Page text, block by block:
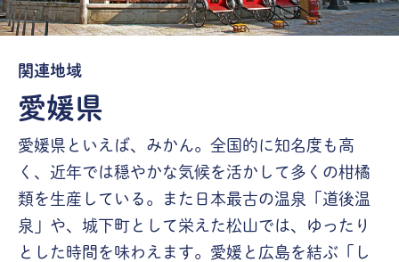
関連地域
愛媛県
愛媛県といえば、みかん。全国的に知名度も高
く、近年では穏やかな気候を活かして多くの柑橘
類を生産している。また日本最古の温泉「道後温
泉」や、城下町として栄えた松山では、ゆったり
とした時間を味わえます。愛媛と広島を結ぶ「し